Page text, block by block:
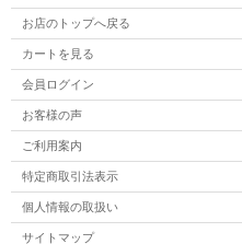
お店のトップへ戻る
カートを見る
会員ログイン
お客様の声
ご利用案内
特定商取引法表示
個人情報の取扱い
サイトマップ